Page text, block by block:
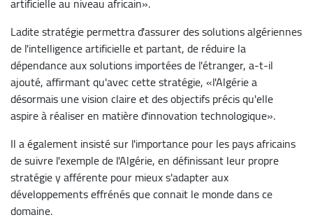
Ladite stratégie permettra d'assurer des solutions algériennes
de l'intelligence artificielle et partant, de réduire la
dépendance aux solutions importées de l'étranger, a-t-il
ajouté, affirmant qu'avec cette stratégie, «l'Algérie a
désormais une vision claire et des objectifs précis qu'elle
aspire à réaliser en matière d'innovation technologique».
Il a également insisté sur l'importance pour les pays africains
de suivre l'exemple de l'Algérie, en définissant leur propre
stratégie y afférente pour mieux s'adapter aux
développements effrénés que connait le monde dans ce
domaine.